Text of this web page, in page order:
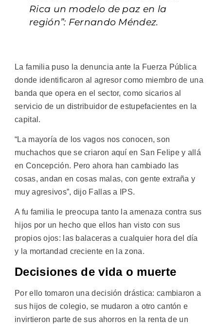
Rica un modelo de paz en la
región”: Fernando Méndez.
La familia puso la denuncia ante la Fuerza Pública
donde identificaron al agresor como miembro de una
banda que opera en el sector, como sicarios al
servicio de un distribuidor de estupefacientes en la
capital.
“La mayoría de los vagos nos conocen, son
muchachos que se criaron aquí en San Felipe y allá
en Concepción. Pero ahora han cambiado las
cosas, andan en cosas malas, con gente extraña y
muy agresivos”, dijo Fallas a IPS.
A fu familia le preocupa tanto la amenaza contra sus
hijos por un hecho que ellos han visto con sus
propios ojos: las balaceras a cualquier hora del día
y la mortandad creciente en la zona.
Decisiones de vida o muerte
Por ello tomaron una decisión drástica: cambiaron a
sus hijos de colegio, se mudaron a otro cantón e
invirtieron parte de sus ahorros en la renta de un